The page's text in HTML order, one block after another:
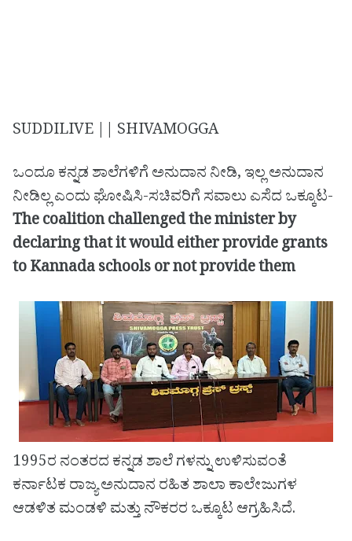
SUDDILIVE || SHIVAMOGGA
ಒಂದೂ ಕನ್ನಡ ಶಾಲೆಗಳಿಗೆ ಅನುದಾನ ನೀಡಿ, ಇಲ್ಲ ಅನುದಾನ
ನೀಡಿಲ್ಲ ಎಂದು ಘೋಷಿಸಿ-ಸಚಿವರಿಗೆ ಸವಾಲು ಎಸೆದ ಒಕ್ಕೂಟ-
The coalition challenged the minister by
declaring that it would either provide grants
to Kannada schools or not provide them
1995ರ ನಂತರದ ಕನ್ನಡ ಶಾಲೆ ಗಳನ್ನು ಉಳಿಸುವಂತೆ
ಕರ್ನಾಟಕ ರಾಜ್ಯ ಅನುದಾನ ರಹಿತ ಶಾಲಾ ಕಾಲೇಜುಗಳ
ಆಡಳಿತ ಮಂಡಳಿ ಮತ್ತು ನೌಕರರ ಒಕ್ಕೂಟ ಆಗ್ರಹಿಸಿದೆ.